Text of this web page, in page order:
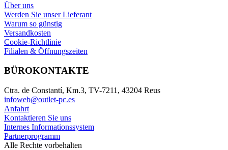
Über uns
Werden Sie unser Lieferant
Warum so günstig
Versandkosten
Cookie-Richtlinie
Filialen & Öffnungszeiten
BÜROKONTAKTE
Ctra. de Constantí, Km.3, TV-7211, 43204 Reus
infoweb@outlet-pc.es
Anfahrt
Kontaktieren Sie uns
Internes Informationssystem
Partnerprogramm
Alle Rechte vorbehalten